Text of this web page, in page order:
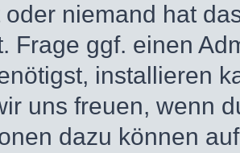
oder niemand hat
Frage ggf. einen
installieren
uns freuen, wenn
dazu können